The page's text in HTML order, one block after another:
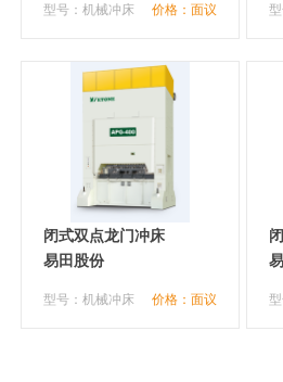
型号：机械冲床 价格：面议
闭式双点龙门冲床
易田股份
型号：机械冲床 价格：面议